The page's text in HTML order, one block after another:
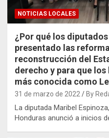
NOTICIAS LOCALES
¿Por qué los
presentado las
reconstrucción del
derecho y para que
más conocida como
31 de marzo de 2022 By
La diputada Maribel
Honduras anunció a inicios